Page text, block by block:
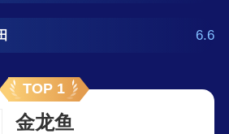
6.6
TOP 1
金龙鱼